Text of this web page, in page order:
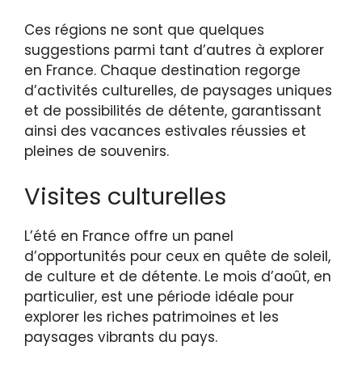
Ces régions ne sont que quelques
suggestions parmi tant d’autres à explorer
en France. Chaque destination regorge
d’activités culturelles, de paysages uniques
et de possibilités de détente, garantissant
ainsi des vacances estivales réussies et
pleines de souvenirs.
Visites culturelles
L’été en France offre un panel
d’opportunités pour ceux en quête de soleil,
de culture et de détente. Le mois d’août, en
particulier, est une période idéale pour
explorer les riches patrimoines et les
paysages vibrants du pays.